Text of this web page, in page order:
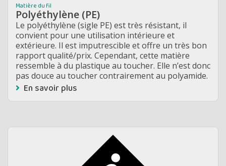
Matière du fil
Polyéthylène (PE)
Le polyéthylène (sigle PE) est très résistant, il
convient pour une utilisation intérieure et
extérieure. Il est imputrescible et offre un très bon
rapport qualité/prix. Cependant, cette matière
ressemble à du plastique au toucher. Elle n’est donc
pas douce au toucher contrairement au polyamide.
En savoir plus